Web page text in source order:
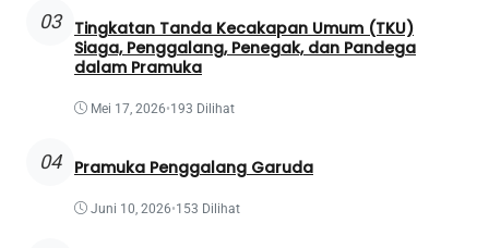
03
Tingkatan Tanda Kecakapan Umum (TKU)
Siaga, Penggalang, Penegak, dan Pandega
dalam Pramuka
Mei 17, 2026•193 Dilihat
04 Pramuka Penggalang Garuda
Juni 10, 2026•153 Dilihat